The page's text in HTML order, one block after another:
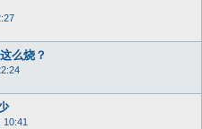
么烧？
10:41